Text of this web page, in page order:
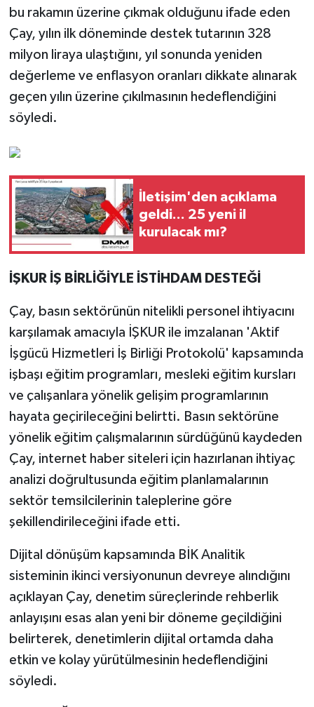
bu rakamın üzerine çıkmak olduğunu ifade eden
Çay, yılın ilk döneminde destek tutarının 328
milyon liraya ulaştığını, yıl sonunda yeniden
değerleme ve enflasyon oranları dikkate alınarak
geçen yılın üzerine çıkılmasının hedeflendiğini
söyledi.
İletişim'den açıklama
geldi... 25 yeni il
kurulacak mı?
İŞKUR İŞ BİRLİĞİYLE İSTİHDAM DESTEĞİ
Çay, basın sektörünün nitelikli personel ihtiyacını
karşılamak amacıyla İŞKUR ile imzalanan 'Aktif
İşgücü Hizmetleri İş Birliği Protokolü' kapsamında
işbaşı eğitim programları, mesleki eğitim kursları
ve çalışanlara yönelik gelişim programlarının
hayata geçirileceğini belirtti. Basın sektörüne
yönelik eğitim çalışmalarının sürdüğünü kaydeden
Çay, internet haber siteleri için hazırlanan ihtiyaç
analizi doğrultusunda eğitim planlamalarının
sektör temsilcilerinin taleplerine göre
şekillendirileceğini ifade etti.
Dijital dönüşüm kapsamında BİK Analitik
sisteminin ikinci versiyonunun devreye alındığını
açıklayan Çay, denetim süreçlerinde rehberlik
anlayışını esas alan yeni bir döneme geçildiğini
belirterek, denetimlerin dijital ortamda daha
etkin ve kolay yürütülmesinin hedeflendiğini
söyledi.